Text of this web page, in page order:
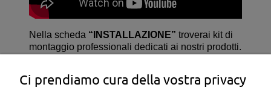
Nella scheda “ INSTALLAZIONE” troverai kit di
montaggio professionali dedicati ai nostri prodotti.
IT_KI_PANNELLI ELASTICI IN RETE.pdf
Ci prendiamo cura della vostra privacy